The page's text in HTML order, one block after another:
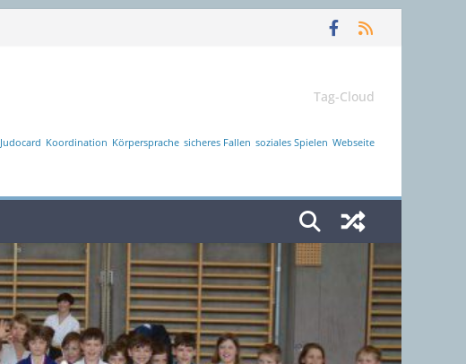
Tag-Cloud
Judocard Koordination Körpersprache sicheres Fallen soziales Spielen Webseite